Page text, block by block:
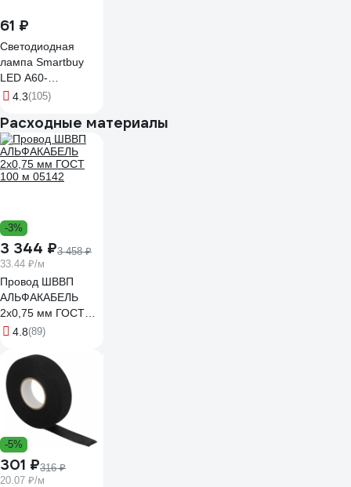
61 ₽
Светодиодная
лампа Smartbuy
LED A60-
05W/4000/E27 SBL-
4.3(105)
Расходные материалы
-3%
3 344 ₽3 458 ₽
33.44 ₽/м
Провод ШВВП
АЛЬФАКАБЕЛЬ
2х0,75 мм ГОСТ
100 м 05142
4.8(89)
-5%
301 ₽316 ₽
20.07 ₽/м